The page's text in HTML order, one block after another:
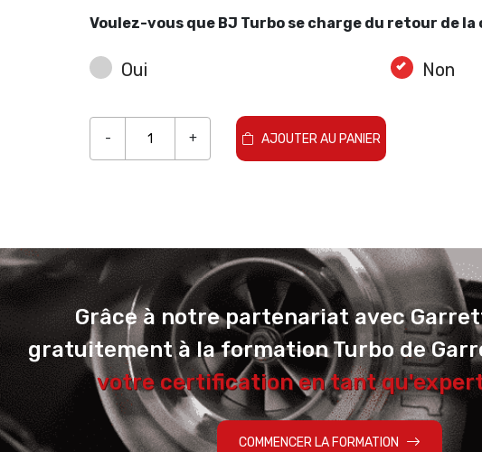
Voulez-vous que BJ Turbo se charge du retour de la
Oui Non
- + AJOUTER AU PANIER
Grâce à notre partenariat avec
gratuitement à la formation Turbo de
votre certification en tant
COMMENCER LA FORMATION